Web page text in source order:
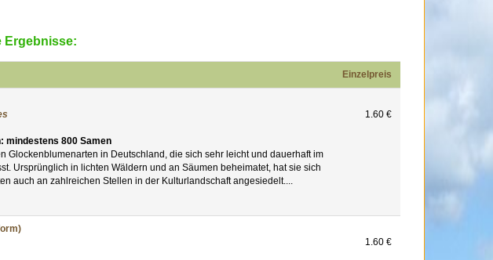
Ergebnisse:
Einzelpreis
mindestens 800 Samen
Glockenblumenarten in Deutschland, die sich sehr leicht und dauerhaft im
Ursprünglich in lichten Wäldern und an Säumen beheimatet, hat sie sich
auch an zahlreichen Stellen in der Kulturlandschaft angesiedelt....
1.60 €
1.60 €